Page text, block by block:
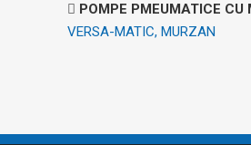
POMPE PMEUMATICE CU
VERSA-MATIC, MURZAN